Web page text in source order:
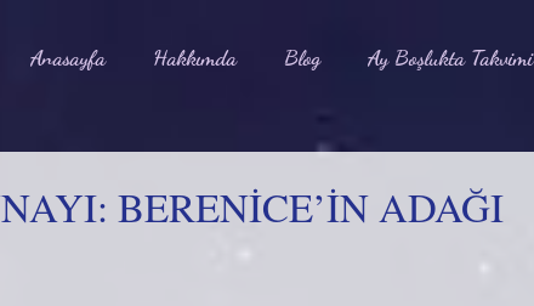
Anasayfa Hakkımda Blog Ay Boşlukta Takvimi
BERENİCE’İN ADAĞI